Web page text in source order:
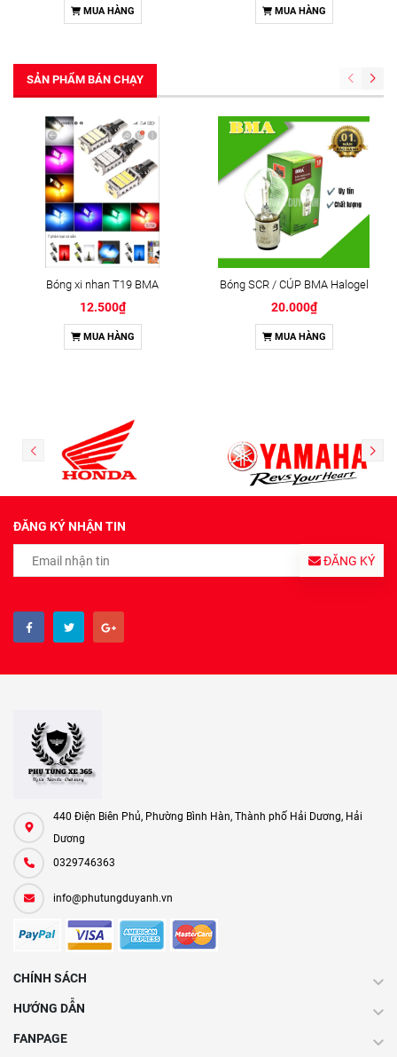
MUA HÀNG MUA HÀNG
SẢN PHẨM BÁN CHẠY
Bóng xi nhan T19 BMA
12.500₫
MUA HÀNG
Bóng SCR / CÚP BMA Halogel
20.000₫
MUA HÀNG
ĐĂNG KÝ NHẬN TIN
ĐĂNG KÝ
440 Điện Biên Phủ, Phường Bình Hàn, Thành phố Hải Dương, Hải
Dương
0329746363
info@phutungduyanh.vn
CHÍNH SÁCH
HƯỚNG DẪN
FANPAGE